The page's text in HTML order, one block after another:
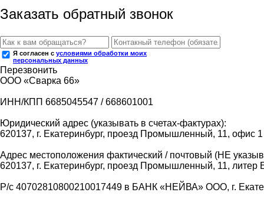
Заказать обратный звонок
Я согласен с условиями обработки моих
персональных данных
Перезвонить
ООО «Сварка 66»
ИНН/КПП 6685045547 / 668601001
Юридический адрес (указывать в счетах-фактурах):
620137, г. Екатеринбург, проезд Промышленный, 11, офис 1
Адрес местоположения фактический / почтовый (НЕ
620137, г. Екатеринбург, проезд Промышленный, 11, литер
Р/с 40702810800210017449 в БАНК «НЕЙВА» ООО, г.